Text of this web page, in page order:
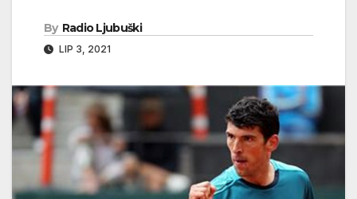
By Radio Ljubuški
LIP 3, 2021